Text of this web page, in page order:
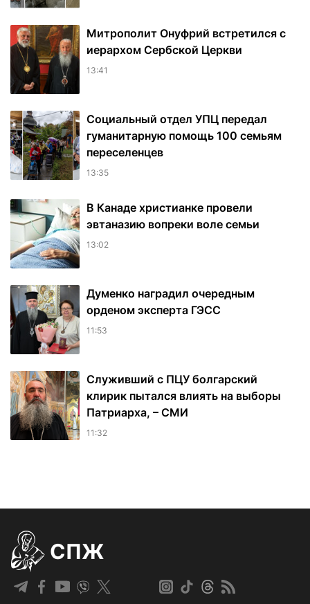
Митрополит Онуфрий встретился с
иерархом Сербской Церкви
13:41
Социальный отдел УПЦ передал
гуманитарную помощь 100 семьям
переселенцев
13:35
В Канаде христианке провели
эвтаназию вопреки воле семьи
13:02
Думенко наградил очередным
орденом эксперта ГЭСС
11:53
Служивший с ПЦУ болгарский
клирик пытался влиять на выборы
Патриарха, – СМИ
11:32
СПЖ